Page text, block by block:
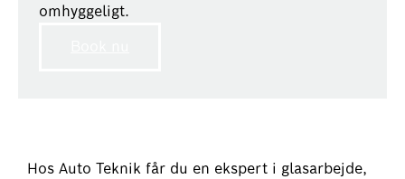
omhyggeligt.
Hos Auto Teknik får du en ekspert i glasarbejde,